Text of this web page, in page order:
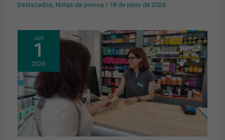
Destacados Notas de prensa / 18 de junio de 2026
Jun
1
2026